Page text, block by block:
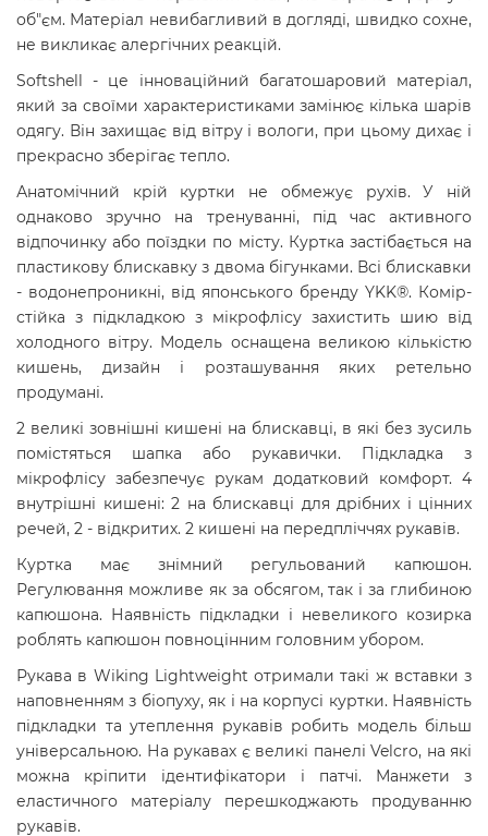
об"єм. Матеріал невибагливий в догляді, швидко сохне,
не викликає алергічних реакцій.
Softshell - це інноваційний багатошаровий матеріал,
який за своїми характеристиками замінює кілька шарів
одягу. Він захищає від вітру і вологи, при цьому дихає і
прекрасно зберігає тепло.
Анатомічний крій куртки не обмежує рухів. У ній
однаково зручно на тренуванні, під час активного
відпочинку або поїздки по місту. Куртка застібається на
пластикову блискавку з двома бігунками. Всі блискавки
- водонепроникні, від японського бренду YKK®. Комір-
стійка з підкладкою з мікрофлісу захистить шию від
холодного вітру. Модель оснащена великою кількістю
кишень, дизайн і розташування яких ретельно
продумані.
2 великі зовнішні кишені на блискавці, в які без зусиль
помістяться шапка або рукавички. Підкладка з
мікрофлісу забезпечує рукам додатковий комфорт. 4
внутрішні кишені: 2 на блискавці для дрібних і цінних
речей, 2 - відкритих. 2 кишені на передпліччях рукавів.
Куртка має знімний регульований капюшон.
Регулювання можливе як за обсягом, так і за глибиною
капюшона. Наявність підкладки і невеликого козирка
роблять капюшон повноцінним головним убором.
Рукава в Wiking Lightweight отримали такі ж вставки з
наповненням з біопуху, як і на корпусі куртки. Наявність
підкладки та утеплення рукавів робить модель більш
універсальною. На рукавах є великі панелі Velcro, на які
можна кріпити ідентифікатори і патчі. Манжети з
еластичного матеріалу перешкоджають продуванню
рукавів.